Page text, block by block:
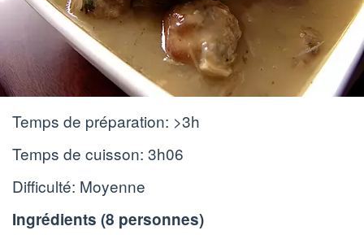
Temps de préparation: >3h
Temps de cuisson: 3h06
Difficulté: Moyenne
Ingrédients (8 personnes)